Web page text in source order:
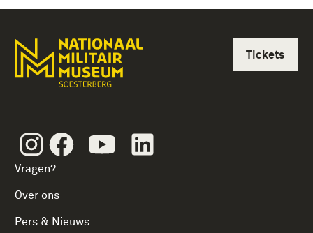
InstagramFacebookYoutube
Vragen?
Over ons
Pers & Nieuws
Tickets